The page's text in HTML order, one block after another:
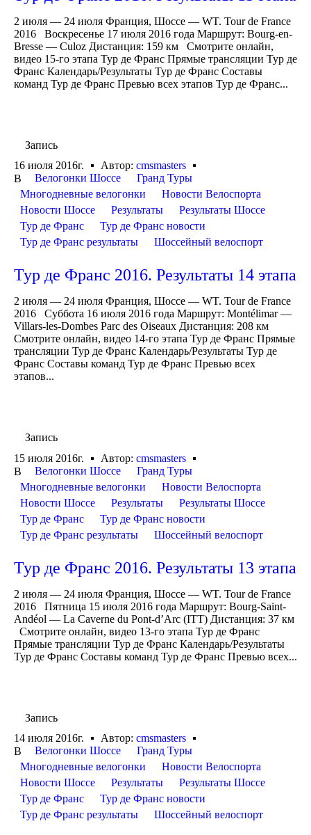
2 июля — 24 июля Франция, Шоссе — WT. Tour de France
2016 Воскресенье 17 июля 2016 года Маршрут: Bourg-en-
Bresse — Culoz Дистанция: 159 км Смотрите онлайн,
видео 15-го этапа Тур де Франс Прямые трансляции Тур де
Франс Календарь/Результаты Тур де Франс Составы
команд Тур де Франс Превью всех этапов Тур де Франс...
Запись
16 июля 2016г.
Автор: cmsmasters
В
Велогонки Шоссе
Гранд Туры
Многодневные велогонки
Новости Велоспорта
Новости Шоссе
Результаты
Результаты Шоссе
Тур де Франс
Тур де Франс новости
Тур де Франс результаты
Шоссейный велоспорт
Тур де Франс 2016. Результаты 14 этапа
2 июля — 24 июля Франция, Шоссе — WT. Tour de France
2016 Суббота 16 июля 2016 года Маршрут: Montélimar —
Villars-les-Dombes Parc des Oiseaux Дистанция: 208 км
Смотрите онлайн, видео 14-го этапа Тур де Франс Прямые
трансляции Тур де Франс Календарь/Результаты Тур де
Франс Составы команд Тур де Франс Превью всех
этапов...
Запись
15 июля 2016г.
Автор: cmsmasters
В
Велогонки Шоссе
Гранд Туры
Многодневные велогонки
Новости Велоспорта
Новости Шоссе
Результаты
Результаты Шоссе
Тур де Франс
Тур де Франс новости
Тур де Франс результаты
Шоссейный велоспорт
Тур де Франс 2016. Результаты 13 этапа
2 июля — 24 июля Франция, Шоссе — WT. Tour de France
2016 Пятница 15 июля 2016 года Маршрут: Bourg-Saint-
Andéol — La Caverne du Pont-d’Arc (ITT) Дистанция: 37 км
Смотрите онлайн, видео 13-го этапа Тур де Франс
Прямые трансляции Тур де Франс Календарь/Результаты
Тур де Франс Составы команд Тур де Франс Превью всех...
Запись
14 июля 2016г.
Автор: cmsmasters
В
Велогонки Шоссе
Гранд Туры
Многодневные велогонки
Новости Велоспорта
Новости Шоссе
Результаты
Результаты Шоссе
Тур де Франс
Тур де Франс новости
Тур де Франс результаты
Шоссейный велоспорт